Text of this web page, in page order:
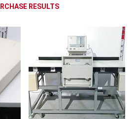
RESULTS